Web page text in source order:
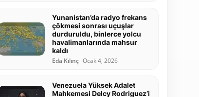
Yunanistan’da radyo frekans
çökmesi sonrası uçuşlar
durduruldu, binlerce yolcu
havalimanlarında mahsur
kaldı
Eda Kılınç Ocak 4, 2026
Venezuela Yüksek Adalet
Mahkemesi Delcy Rodriguez’i